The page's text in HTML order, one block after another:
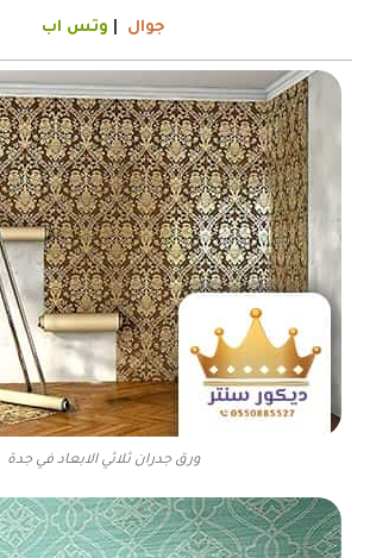
جوال وتس اب
ورق جدران ثلاثي الابعاد في جدة